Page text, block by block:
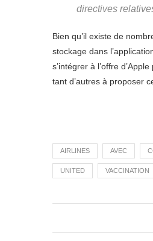
directives
Bien qu’il existe de
stockage dans
s’intégrer à l’offre
tant d’autres à proposer
AIRLINES AVEC
UNITED VACCINATION